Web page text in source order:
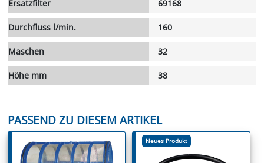
Ersatzfilter 69168
Durchfluss l/min. 160
Maschen 32
Höhe mm 38
PASSEND ZU DIESEM ARTIKEL
Neues Produkt